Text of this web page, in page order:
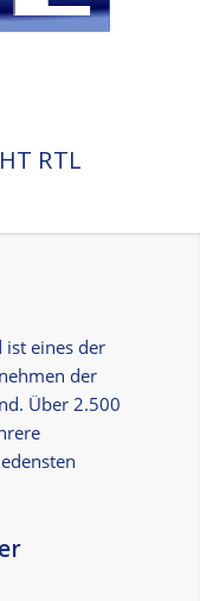
RTL
ist eines der
der
Über 2.500